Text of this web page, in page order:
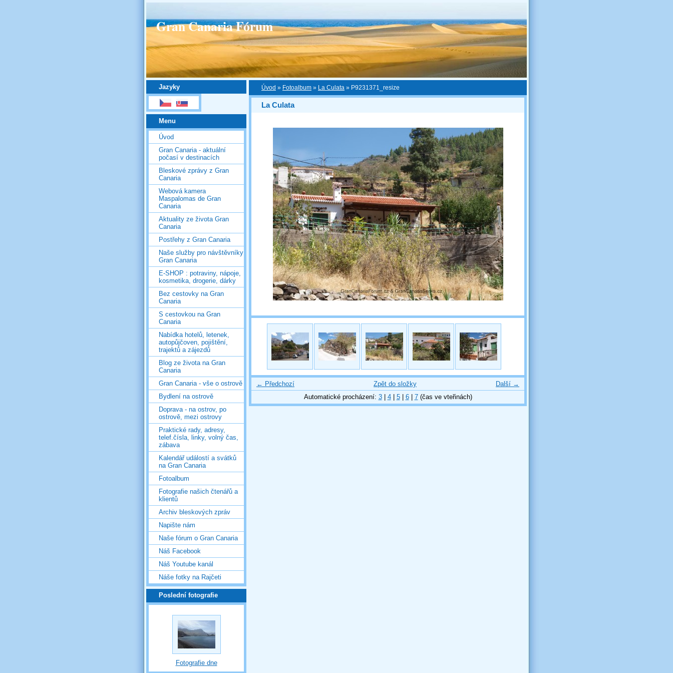
Gran Canaria Fórum
Jazyky
Menu
Úvod
Gran Canaria - aktuální
počasí v destinacích
Bleskové zprávy z Gran
Canaria
Webová kamera
Maspalomas de Gran
Canaria
Aktuality ze života Gran
Canaria
Postřehy z Gran Canaria
Naše služby pro návštěvníky
Gran Canaria
E-SHOP : potraviny, nápoje,
kosmetika, drogerie, dárky
Bez cestovky na Gran
Canaria
S cestovkou na Gran
Canaria
Nabídka hotelů, letenek,
autopůjčoven, pojištění,
trajektů a zájezdů
Blog ze života na Gran
Canaria
Gran Canaria - vše o ostrově
Bydlení na ostrově
Doprava - na ostrov, po
ostrově, mezi ostrovy
Praktické rady, adresy,
telef.čísla, linky, volný čas,
zábava
Kalendář událostí a svátků
na Gran Canaria
Fotoalbum
Fotografie našich čtenářů a
klientů
Archiv bleskových zpráv
Napište nám
Naše fórum o Gran Canaria
Náš Facebook
Náš Youtube kanál
Náše fotky na Rajčeti
Poslední fotografie
Fotografie dne
Úvod » Fotoalbum » La Culata » P9231371_resize
La Culata
← Předchozí Další →
Zpět do složky
Automatické procházení: 3| 4| 5| 6| 7(čas ve vteřinách)